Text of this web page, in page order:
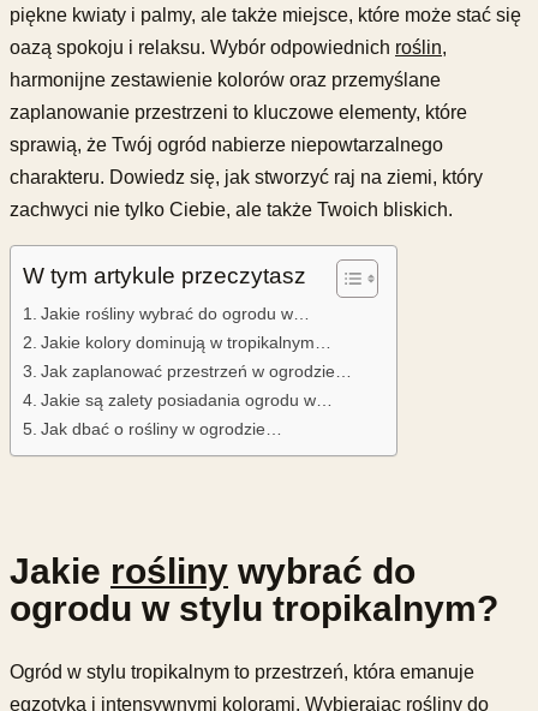
piękne kwiaty i palmy, ale także miejsce, które może stać się
oazą spokoju i relaksu. Wybór odpowiednich roślin,
harmonijne zestawienie kolorów oraz przemyślane
zaplanowanie przestrzeni to kluczowe elementy, które
sprawią, że Twój ogród nabierze niepowtarzalnego
charakteru. Dowiedz się, jak stworzyć raj na ziemi, który
zachwyci nie tylko Ciebie, ale także Twoich bliskich.
W tym artykule przeczytasz
Jakie rośliny wybrać do ogrodu w…
Jakie kolory dominują w tropikalnym…
Jak zaplanować przestrzeń w ogrodzie…
Jakie są zalety posiadania ogrodu w…
Jak dbać o rośliny w ogrodzie…
Jakie rośliny wybrać do
ogrodu w stylu tropikalnym?
Ogród w stylu tropikalnym to przestrzeń, która emanuje
egzotyką i intensywnymi kolorami. Wybierając rośliny do